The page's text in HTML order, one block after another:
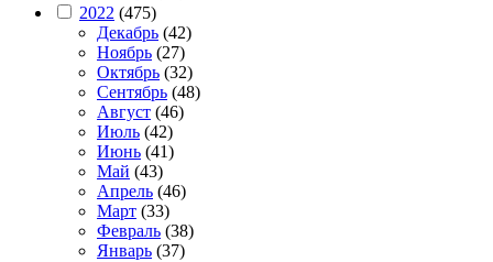
2022 (475)
Декабрь (42)
Ноябрь (27)
Октябрь (32)
Сентябрь (48)
Август (46)
Июль (42)
Июнь (41)
Май (43)
Апрель (46)
Март (33)
Февраль (38)
Январь (37)